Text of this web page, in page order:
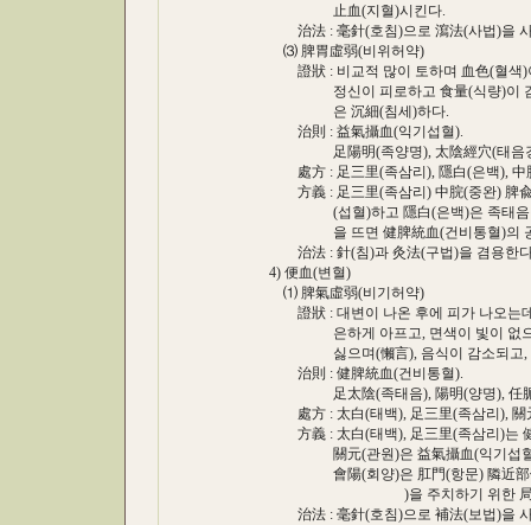
止血(지혈)시킨다.
治法 : 毫針(호침)으로 瀉法(사법)을 사
⑶ 脾胃虛弱(비위허약)
證狀 : 비교적 많이 토하며 血色(혈색)이
정신이 피로하고 食量(식량)이 감소
은 沉細(침세)하다.
治則 : 益氣攝血(익기섭혈).
足陽明(족양명), 太陰經穴(태음경혈
處方 : 足三里(족삼리), 隱白(은백), 中脘
方義 : 足三里(족삼리) 中脘(중완) 脾兪(
(섭혈)하고 隱白(은백)은 족태음경의
을 뜨면 健脾統血(건비통혈)의 공
治法 : 針(침)과 灸法(구법)을 겸용한
4) 便血(변혈)
⑴ 脾氣虛弱(비기허약)
證狀 : 대변이 나온 후에 피가 나오는데
은하게 아프고, 면색이 빛이 없으며(
싫으며(懶言), 음식이 감소되고, 혀
治則 : 健脾統血(건비통혈).
足太陰(족태음), 陽明(양명), 任脈經
處方 : 太白(태백), 足三里(족삼리), 關元
方義 : 太白(태백), 足三里(족삼리)는 健
關元(관원)은 益氣攝血(익기섭혈
會陽(회양)은 肛門(항문) 隣近部位(인
)을 주치하기 위한 局部取穴
治法 : 毫針(호침)으로 補法(보법)을 사